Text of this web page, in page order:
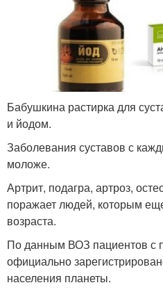
Бабушкина растирка для
и йодом.
Заболевания суставов с
моложе.
Артрит, подагра, артроз,
поражает людей, которым
возраста.
По данным ВОЗ пациентов с
официально
населения планеты.